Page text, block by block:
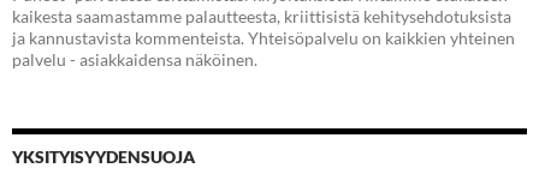
kaikesta saamastamme palautteesta, kriittisistä kehitysehdotuksista
ja kannustavista kommenteista. Yhteisöpalvelu on kaikkien yhteinen
palvelu - asiakkaidensa näköinen.
YKSITYISYYDENSUOJA